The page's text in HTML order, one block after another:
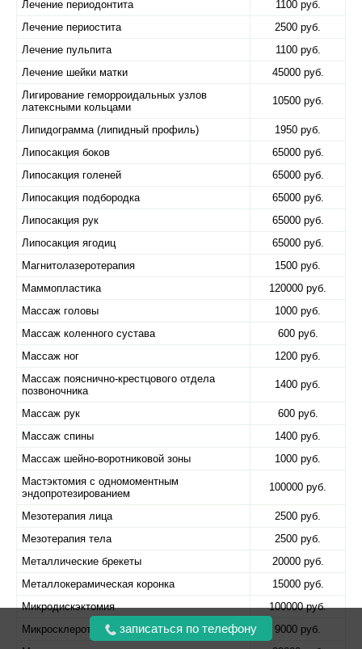
Лечение периодонтита
1100 руб.
Лечение периостита
2500 руб.
Лечение пульпита
1100 руб.
Лечение шейки матки
45000 руб.
Лигирование геморроидальных узлов
латексными кольцами
10500 руб.
Липидограмма (липидный профиль)
1950 руб.
Липосакция боков
65000 руб.
Липосакция голеней
65000 руб.
Липосакция подбородка
65000 руб.
Липосакция рук
65000 руб.
Липосакция ягодиц
65000 руб.
Магнитолазеротерапия
1500 руб.
Маммопластика
120000 руб.
Массаж головы
1000 руб.
Массаж коленного сустава
600 руб.
Массаж ног
1200 руб.
Массаж пояснично-крестцового отдела
позвоночника
1400 руб.
Массаж рук
600 руб.
Массаж спины
1400 руб.
Массаж шейно-воротниковой зоны
1000 руб.
Мастэктомия с одномоментным
эндопротезированием
100000 руб.
Мезотерапия лица
2500 руб.
Мезотерапия тела
2500 руб.
Металлические брекеты
20000 руб.
Металлокерамическая коронка
15000 руб.
Микродискэктомия
100000 руб.
Микросклеротерапия
9000 руб.
записаться по телефону